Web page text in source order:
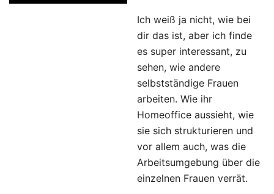
Ich weiß ja nicht, wie bei
dir das ist, aber ich finde
es super interessant, zu
sehen, wie andere
selbstständige Frauen
arbeiten. Wie ihr
Homeoffice aussieht, wie
sie sich strukturieren und
vor allem auch, was die
Arbeitsumgebung über die
einzelnen Frauen verrät.